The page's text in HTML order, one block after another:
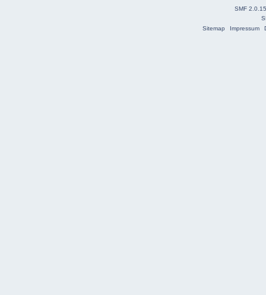
SMF 2.0.15
Sitemap
Impressum